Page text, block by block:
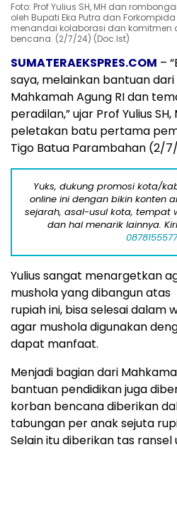
Foto: Prof Yulius SH, MH dan
oleh Bupati Eka Putra dan
menandai kolaborasi dan
bencana. (2/7/24) (Doc.Ist)
SUMATERAEKSPRES.COM –
saya, melainkan bantuan
Mahkamah Agung RI dan
peradilan,” ujar Prof Yulius
peletakan batu pertama
Tigo Batua Parambahan (2/
Yuks, dukung promosi kota/
online ini dengan bikin konten
sejarah, asal-usul kota, tempat
dan hal menarik lainnya.
Yulius sangat menargetkan
mushola yang dibangun
rupiah ini, bisa selesai dalam
agar mushola digunakan
dapat manfaat.
Menjadi bagian dari
bantuan pendidikan juga
korban bencana diberikan
tabungan per anak sejuta
Selain itu diberikan tas ransel